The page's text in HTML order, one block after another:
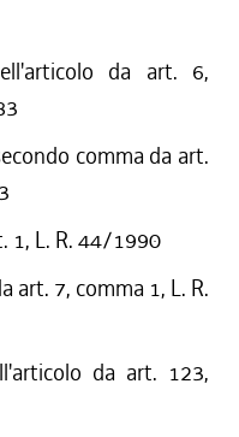
da art. 6,
comma da art.
1, L. R. 44/1990
art. 7, comma 1, L. R.
da art. 123,